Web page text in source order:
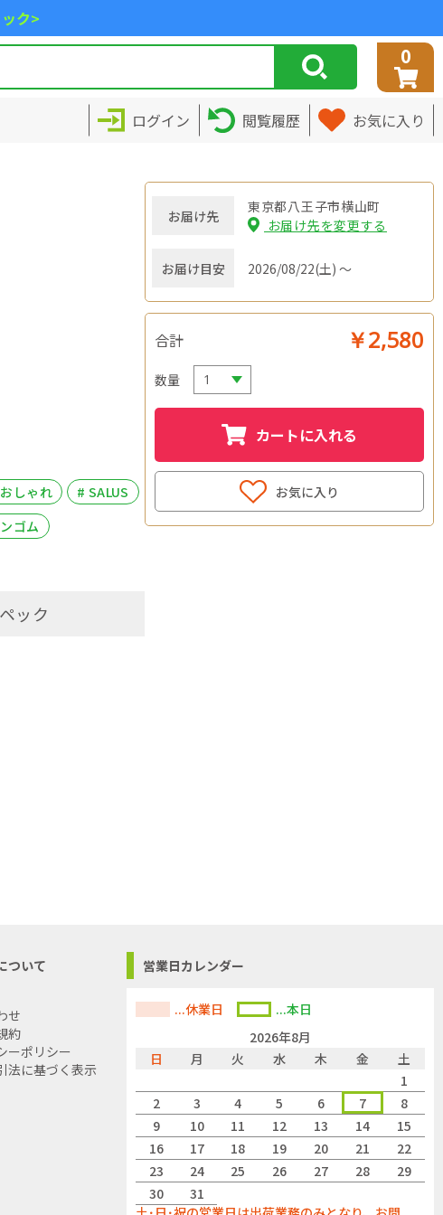
ク>
0
ログイン 閲覧履歴 お気に入り
しゃれ
# SALUS
ゴム
ック
お届け先
東京都八王子市横山町
お届け先を変更する
お届け目安 2026/08/22(土) ～
合計 ￥2,580
数量
カートに入れる
お気に入り
ついて
せ
約
ーポリシー
法に基づく表示
営業日カレンダー
...休業日
...本日
2026年8月
日
月 火 水 木 金
土
1
2
3 4 5 6 7
8
9
10 11 12 13 14
15
16
17 18 19 20 21
22
23
24 25 26 27 28
29
30
31